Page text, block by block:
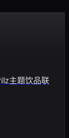
主题饮品联